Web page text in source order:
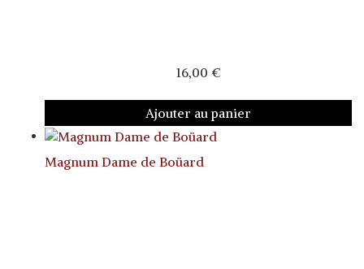
16,00 €
Ajouter au panier
Magnum Dame de Boüard